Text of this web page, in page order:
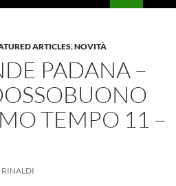
ARTICLES,NOVITÀ
PADANA –
TEMPO 11 –